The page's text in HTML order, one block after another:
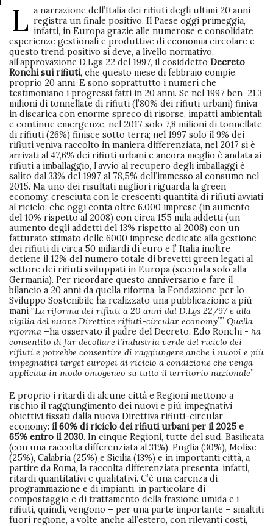
L a narrazione dell’Italia dei rifiuti degli ultimi 20 anni
registra un finale positivo. Il Paese oggi primeggia,
infatti, in Europa grazie alle numerose e consolidate
esperienze gestionali e produttive di economia circolare e
questo trend positivo si deve, a livello normativo,
all’approvazione D.Lgs 22 del 1997, il cosiddetto Decreto
Ronchi sui rifiuti, che questo mese di febbraio compie
proprio 20 anni. E sono soprattutto i numeri che
testimoniano i progressi fatti in 20 anni. Se nel 1997 ben 21,3
milioni di tonnellate di rifiuti (l’80% dei rifiuti urbani) finiva
in discarica con enorme spreco di risorse, impatti ambientali
e continue emergenze, nel 2017 solo 7,8 milioni di tonnellate
di rifiuti (26%) finisce sotto terra; nel 1997 solo il 9% dei
rifiuti veniva raccolto in maniera differenziata, nel 2017 si è
arrivati al 47,6% dei rifiuti urbani e ancora meglio è andata ai
rifiuti a imballaggio, l’avvio al recupero degli imballaggi è
salito dal 33% del 1997 al 78,5% dell’immesso al consumo nel
2015. Ma uno dei risultati migliori riguarda la green
economy, cresciuta con le crescenti quantità di rifiuti avviati
al riciclo, che oggi conta oltre 6.000 imprese (in aumento
del 10% rispetto al 2008) con circa 155 mila addetti (un
aumento degli addetti del 13% rispetto al 2008) con un
fatturato stimato delle 6000 imprese dedicate alla gestione
dei rifiuti di circa 50 miliardi di euro e l’ Italia inoltre
detiene il 12% del numero totale di brevetti green legati al
settore dei rifiuti sviluppati in Europa (seconda solo alla
Germania). Per ricordare questo anniversario e fare il
bilancio a 20 anni da quella riforma, la Fondazione per lo
Sviluppo Sostenibile ha realizzato una pubblicazione a più
mani “La riforma dei rifiuti a 20 anni dal D.Lgs 22/97 e alla
vigilia del nuove Direttive rifiuti-circular economy”.” Quella
riforma –ha osservato il padre del Decreto, Edo Ronchi - ha
consentito di far decollare l’industria verde del riciclo dei
rifiuti e potrebbe consentire di raggiungere anche i nuovi e più
impegnativi target europei di riciclo a condizione che venga
applicata in modo omogeneo su tutto il territorio nazionale”
E proprio i ritardi di alcune città e Regioni mettono a
rischio il raggiungimento dei nuovi e più impegnativi
obiettivi fissati dalla nuova Direttiva rifiuti-circular
economy: il 60% di riciclo dei rifiuti urbani per il 2025 e
65% entro il 2030. In cinque Regioni, tutte del sud, Basilicata
(con una raccolta differenziata al 31%), Puglia (30%), Molise
(25%), Calabria (25%) e Sicilia (13%) e in importanti città, a
partire da Roma, la raccolta differenziata presenta, infatti,
ritardi quantitativi e qualitativi. C’è una carenza di
programmazione e di impianti, in particolare di
compostaggio e di trattamento della frazione umida e i
rifiuti, quindi, vengono – per una parte importante – smaltiti
fuori regione, a volte anche all’estero, con rilevanti costi,